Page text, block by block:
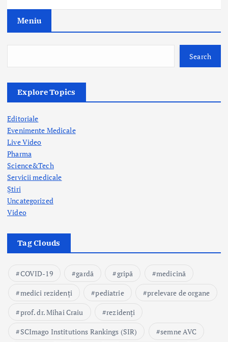
g
a
i
o
n
Meniu
Search
Explore Topics
Editoriale
Evenimente Medicale
Live Video
Pharma
Science&Tech
Servicii medicale
Știri
Uncategorized
Video
Tag Clouds
COVID-19 gardă gripă
medicină
medici rezidenți
pediatrie
prelevare de organe
prof. dr. Mihai Craiu
rezidenți
SCImago Institutions Rankings (SIR)
semne AVC